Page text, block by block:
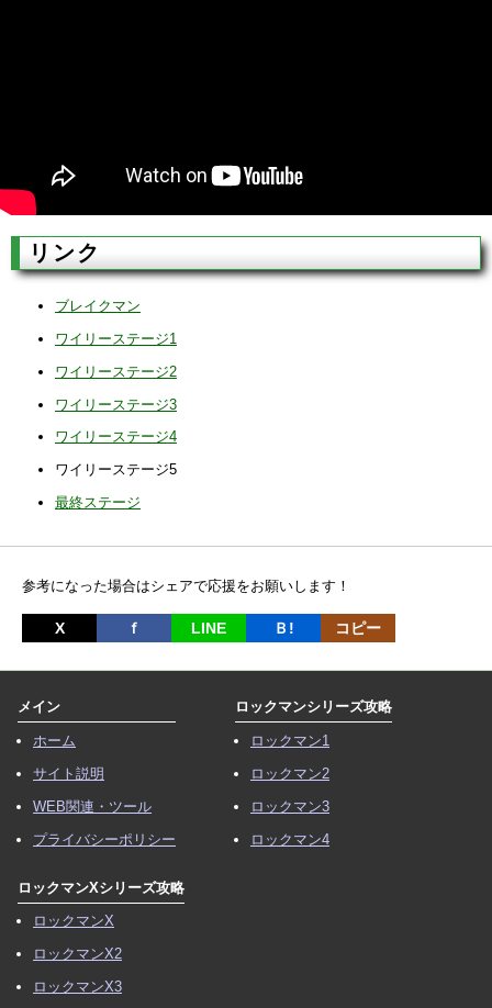
リンク
ブレイクマン
ワイリーステージ1
ワイリーステージ2
ワイリーステージ3
ワイリーステージ4
ワイリーステージ5
最終ステージ
参考になった場合はシェアで応援をお願いします！
X ｆ LINE Ｂ! コピー
メイン
ホーム
サイト説明
WEB関連・ツール
プライバシーポリシー
ロックマンシリーズ攻略
ロックマン1
ロックマン2
ロックマン3
ロックマン4
ロックマンXシリーズ攻略
ロックマンX
ロックマンX2
ロックマンX3